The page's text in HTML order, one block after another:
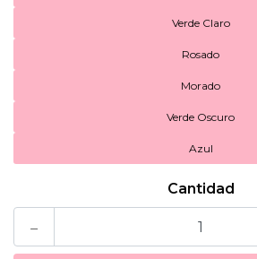
Verde Claro
Rosado
Morado
Verde Oscuro
Azul
Cantidad
-